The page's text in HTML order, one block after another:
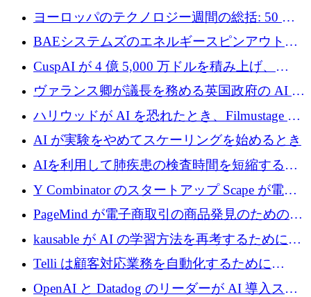
のために 300 万ユーロを調達
ヨーロッパのテクノロジー週間の総括: 50 以
上の取引に 10 億ユーロ以上を投資
BAEシステムズのエネルギースピンアウト原
子力タービンが1500万ポンドの資金調達でス
テルスから浮上
CuspAI が 4 億 5,000 万ドルを積み上げ、
Resist.UA が 5,000 万ユーロの基金を立ち上
げ、DSIT が廃止される
ヴァランス卿が議長を務める英国政府の AI タ
スクフォースが発足
ハリウッドが AI を恐れたとき、Filmustage は
代わりにプリプロダクションに賭けました
AI が実験をやめてスケーリングを始めるとき
AIを利用して肺疾患の検査時間を短縮する英
国のヘルステック挑戦者が1900万ドルを獲得
Y Combinator のスタートアップ Scape が電子
メールを再考するために 320 万ドルを調達し
てステルスから浮上
PageMind が電子商取引の商品発見のための
AI を拡張するために 120 万ユーロを調達
kausable が AI の学習方法を再考するために
1,200 万ユーロを調達
Telli は顧客対応業務を自動化するために
1,500 万ドルのシードを確保
OpenAI と Datadog のリーダーが AI 導入スタ